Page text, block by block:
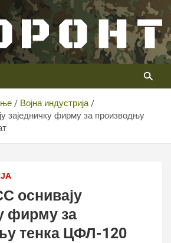
ФРОНТ
Војна индустрија
заједничку фирму за производњу
оснивају
фирму за
тенка ЦФЛ-120